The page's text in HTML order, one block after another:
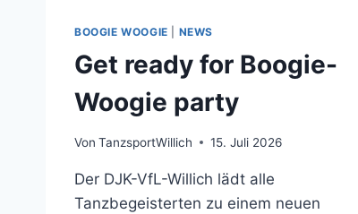
BOOGIE WOOGIE NEWS
Get ready for Boogie-
Woogie party
Von TanzsportWillich 15. Juli 2026
Der DJK-VfL-Willich lädt alle
Tanzbegeisterten zu einem neuen